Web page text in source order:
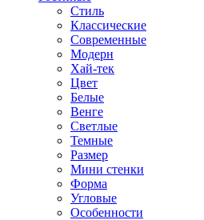
Стиль
Классические
Современные
Модерн
Хай-тек
Цвет
Белые
Венге
Светлые
Темные
Размер
Мини стенки
Форма
Угловые
Особенности